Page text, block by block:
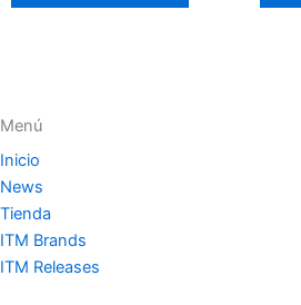
Menú
Inicio
News
Tienda
ITM Brands
ITM Releases